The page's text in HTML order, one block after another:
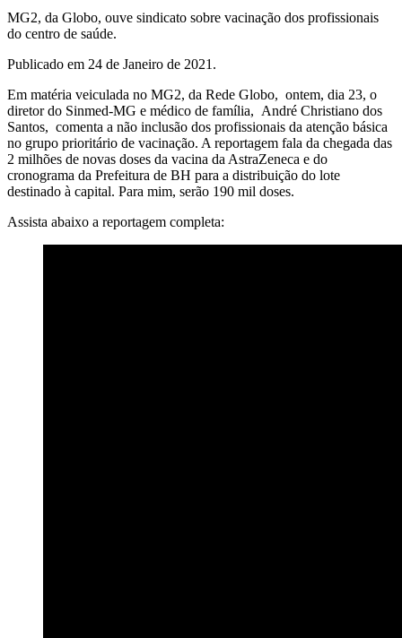
MG2, da Globo, ouve sindicato sobre vacinação dos profissionais
do centro de saúde.
Publicado em 24 de Janeiro de 2021.
Em matéria veiculada no MG2, da Rede Globo, ontem, dia 23, o
diretor do Sinmed-MG e médico de família, André Christiano dos
Santos, comenta a não inclusão dos profissionais da atenção básica
no grupo prioritário de vacinação. A reportagem fala da chegada das
2 milhões de novas doses da vacina da AstraZeneca e do
cronograma da Prefeitura de BH para a distribuição do lote
destinado à capital. Para mim, serão 190 mil doses.
Assista abaixo a reportagem completa: